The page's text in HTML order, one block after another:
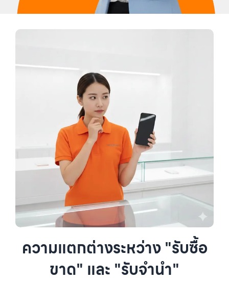
ความแตกต่างระหว่าง "รับซื้อ
ขาด" และ "รับจำนำ"